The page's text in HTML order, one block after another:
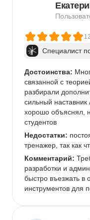
Специалист
Достоинства:
связанной с
разбирали
сильный
хорошо объяснял,
студентов
Недостатки:
тренажер, так как
Комментарий:
разработки и
быстро въезжать в
инструментов для